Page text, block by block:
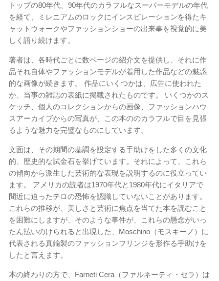
トップの80年代、90年代のカラフルなスーパーモデルの年代
を経て、ミレニアムのロックにインスピレーションを得たキ
ャットウォークやファッションショーの出来事を視覚的に美
しく語り続けます。
著者は、各時代ごとに数ページの紹介文を提供し、それに作
品それ自体やファッションモデルが着用した作品などの魅惑
的な画像が続きます。 作品にいくつかは、広告に使われた
か、当事の雑誌の表紙に掲載されたものです。 いくつかのス
ケッチ、個人のコレクションからの画像、ファッションハウ
スアーカイブからの写真が、この本ののカラフルで目を見張
るような魅力を完璧なものにしています。
文面は、その期間の基調を設定する手助けをした多くの文化
的、歴史的な試金石を挙げています。それによって、これら
の傾向から派生した芸術的な表現を説明するのに役立ってい
ます。 アメリカの読者は1970年代と1980年代にイタリアで
間近に迫ったテロの恐怖を認識していないことがあります。
これらの推移が、美しさと芸術に焦点を当てた本を読むこと
を困難にしますが、そのような事件が、これらの懸念がいっ
たん払いのけられると出現した、Moschino（モスキーノ）に
代表される真鍮製のファッションフリンジを形作る手助けを
したと言えます。
本の終わりの方で、Farneti Cera（ファルネーティ・セラ）は